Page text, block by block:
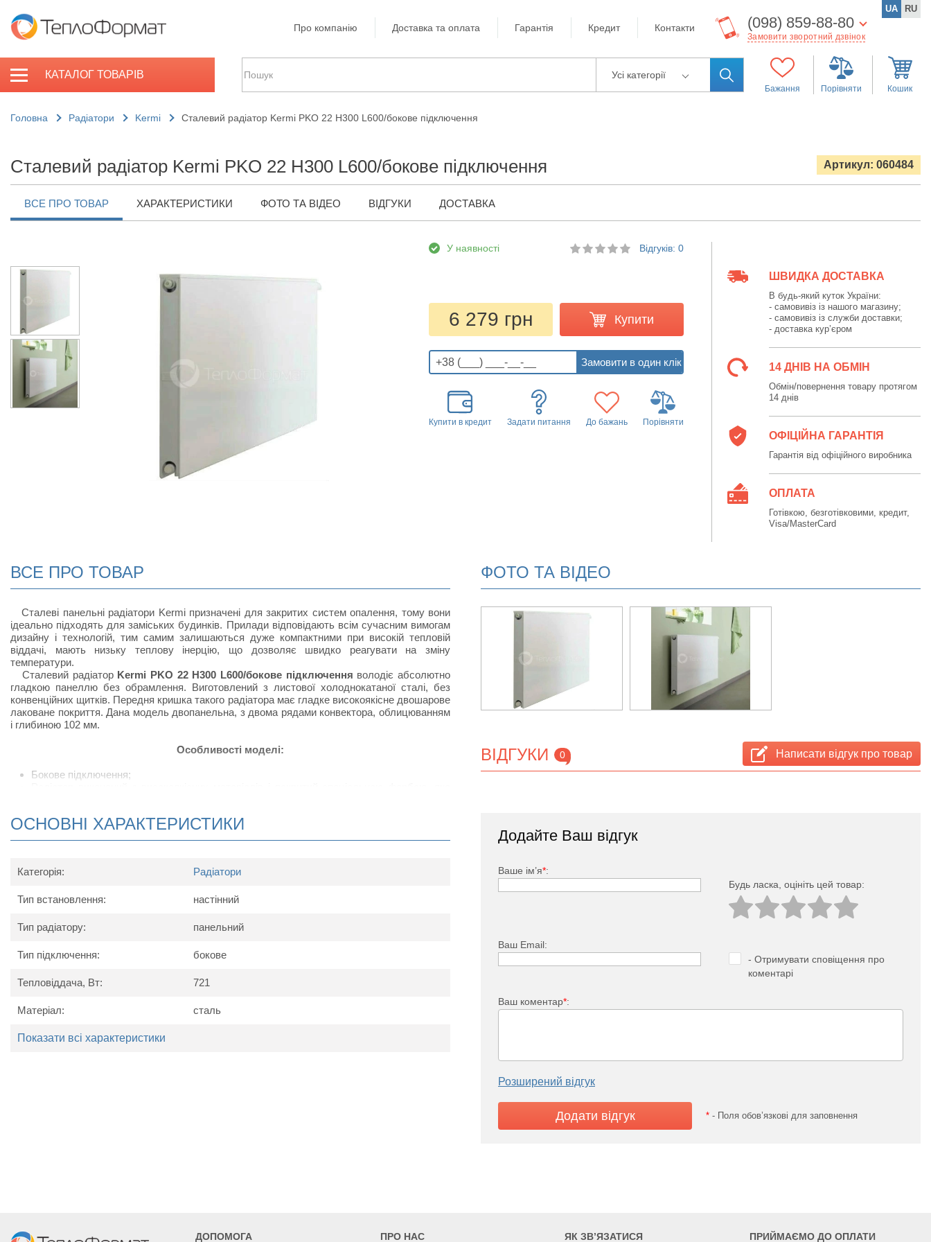
Про компанію Доставка та оплата Гарантія Кредит Контакти (098) 859-88-80
Замовити зворотний дзвінок
UA RU
КАТАЛОГ ТОВАРІВ Усі категорії
Бажання Порівняти Кошик
Головна Радіатори Kermi Сталевий радіатор Kermi PKO 22 H300 L600/бокове підключення
Сталевий радіатор Kermi PKO 22 H300 L600/бокове підключення Артикул: 060484
ВСЕ ПРО ТОВАР ХАРАКТЕРИСТИКИ ФОТО ТА ВІДЕО ВІДГУКИ ДОСТАВКА
У наявності Відгуків: 0
6 279 грн Купити
Купити в кредит Задати питання До бажань Порівняти
ШВИДКА ДОСТАВКА
В будь-який куток України:
- самовивіз із нашого магазину;
- самовивіз із служби доставки;
- доставка кур’єром
14 ДНІВ НА ОБМІН
Обмін/повернення товару протягом
14 днів
ОФІЦІЙНА ГАРАНТІЯ
Гарантія від офіційного виробника
ОПЛАТА
Готівкою, безготівковими, кредит,
Visa/MasterCard
ВСЕ ПРО ТОВАР
Сталеві панельні радіатори Kermi призначені для закритих систем опалення, тому вони
ідеально підходять для заміських будинків. Прилади відповідають всім сучасним вимогам
дизайну і технологій, тим самим залишаються дуже компактними при високій тепловій
віддачі, мають низьку теплову інерцію, що дозволяє швидко реагувати на зміну
температури.
Сталевий радіатор Kermi PKO 22 H300 L600/бокове підключення володіє абсолютно
гладкою панеллю без обрамлення. Виготовлений з листової холоднокатаної сталі, без
конвенційних щитків. Передня кришка такого радіатора має гладке високоякісне двошарове
лаковане покриття. Дана модель двопанельна, з двома рядами конвектора, облицюванням
і глибиною 102 мм.
Особливості моделі:
Бокове підключення;
своєрідних П-подібних виступів, набагато збільшують конвенцію повітряних потоків в
Найменування
параметру
ОСНОВНІ ХАРАКТЕРИСТИКИ
Категорія: Радіатори
Тип встановлення: настінний
Тип радіатору: панельний
Тип підключення: бокове
Тепловіддача, Вт: 721
Матеріал: сталь
Показати всі характеристики
ФОТО ТА ВІДЕО
ВІДГУКИ 0 Написати відгук про товар
Додайте Ваш відгук
Ваше ім’я*:
Будь ласка, оцініть цей товар:
Ваш Email:
- Отримувати сповіщення про
коментарі
Ваш коментар*:
Розширений відгук
* - Поля обов’язкові для заповнення
ДОПОМОГА ПРО НАС ЯК ЗВ’ЯЗАТИСЯ ПРИЙМАЄМО ДО ОПЛАТИ